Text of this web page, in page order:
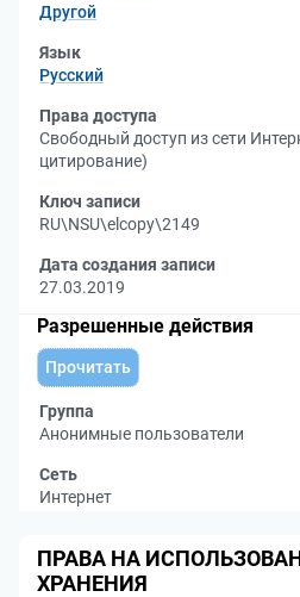
Другой
Язык
Русский
Права доступа
Свободный доступ из сети
цитирование)
Ключ записи
RU\NSU\elcopy\2149
Дата создания записи
27.03.2019
Разрешенные действия
Прочитать
Группа
Анонимные пользователи
Сеть
Интернет
ПРАВА НА
ХРАНЕНИЯ